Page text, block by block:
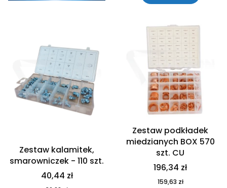
Zestaw kalamitek,
smarowniczek - 110 szt.
40,44 zł
Zestaw podkładek
miedzianych BOX 570
szt. CU
196,34 zł
159,63 zł